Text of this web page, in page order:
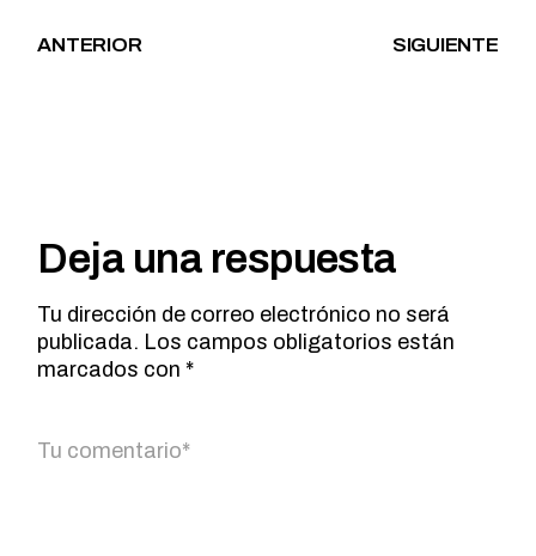
ANTERIOR SIGUIENTE
Deja una respuesta
Tu dirección de correo electrónico no será
publicada. Los campos obligatorios están
marcados con *